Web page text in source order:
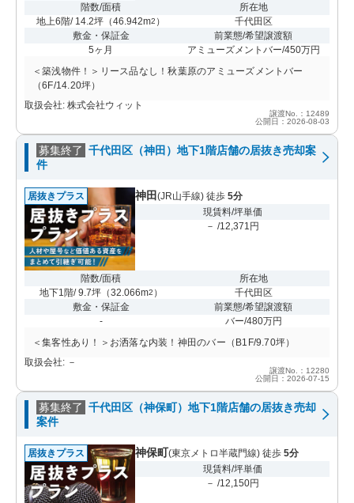
階数/面積
地上6階/ 14.2坪 （46.942m2 ）
所在地
千代田区
敷金・保証金
5ヶ月
前業態/希望譲渡額
アミューズメントバー/450万円
＜築浅物件！＞リース品なし！秋葉原のアミューズメントバー
（6F/14.20坪）
取扱会社: 株式会社ウィット
譲渡No.：12489
公開日：2026-08-03
募集終了 千代田区（神田）地下1階店舗の居抜き売却案
件
居抜きプラス 神田 (JR山手線) 徒歩 5分
現賃料/坪単価
－ /12,371円
階数/面積
地下1階/ 9.7坪（32.066m2 ）
所在地
千代田区
敷金・保証金
-
前業態/希望譲渡額
バー/480万円
＜集客性あり！＞お洒落な内装！神田のバー（B1F/9.70坪）
取扱会社: －
譲渡No.：12280
公開日：2026-07-15
募集終了 千代田区（神保町）地下1階店舗の居抜き売却
案件
居抜きプラス 神保町(東京メトロ半蔵門線) 徒歩 5分
現賃料/坪単価
－ /12,150円